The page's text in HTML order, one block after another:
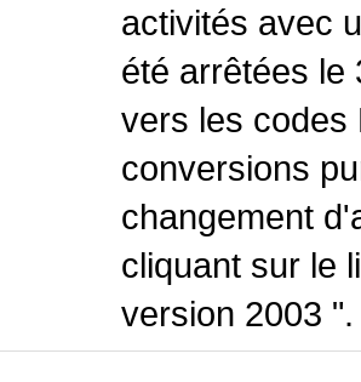
activités avec
été arrêtées le
vers les codes
conversions
changement
cliquant sur le
version 2003 ".